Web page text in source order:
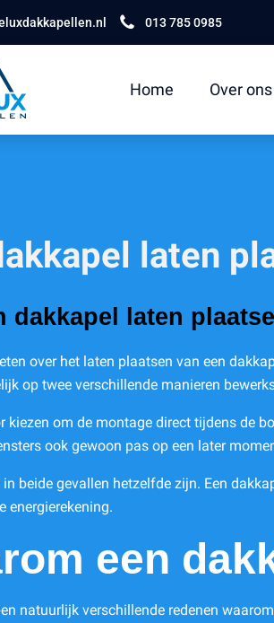
013 785 0985
Home Over ons
laten
dakkapel laten
over het laten plaatsen van een
op twee verschillende manieren
kiezen om de montage direct tijdens de
ook gewoon pas op een later
beide gevallen hetzelfde zijn. Een
energierekening.
een
natuurlijk verschillende redenen